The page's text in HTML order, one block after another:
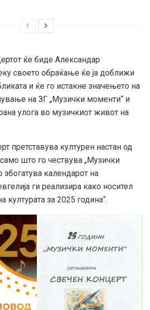
ќе биде Александар
своето обраќање ќе ја доближи
и ќе го истакне значењето на
на ЗГ „Музички моменти“ и
улога во музичкиот живот на
претставува културен настан од
што го чествува „Музички
збогатува календарот на
ги реализира како носител
културата за 2025 година“.